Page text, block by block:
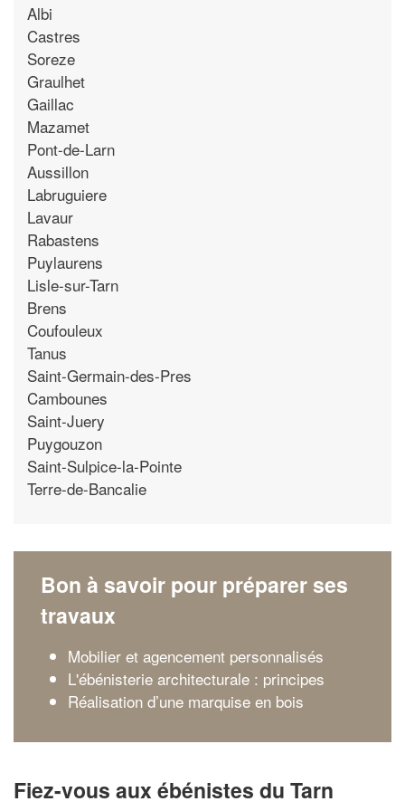
Albi
Castres
Soreze
Graulhet
Gaillac
Mazamet
Pont-de-Larn
Aussillon
Labruguiere
Lavaur
Rabastens
Puylaurens
Lisle-sur-Tarn
Brens
Coufouleux
Tanus
Saint-Germain-des-Pres
Cambounes
Saint-Juery
Puygouzon
Saint-Sulpice-la-Pointe
Terre-de-Bancalie
Bon à savoir pour préparer ses
travaux
Mobilier et agencement personnalisés
L'ébénisterie architecturale : principes
Réalisation d’une marquise en bois
Fiez-vous aux ébénistes du Tarn